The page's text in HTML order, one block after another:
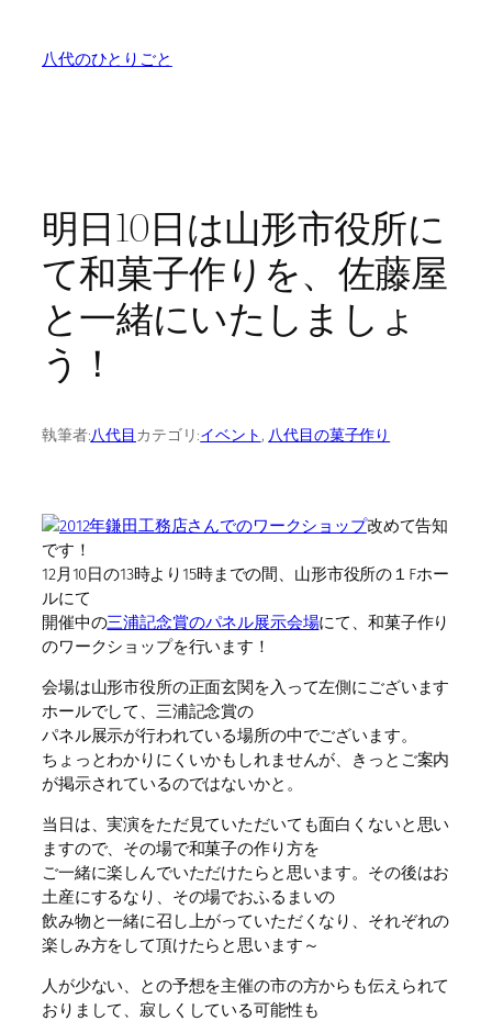
八代のひとりごと
明日10日は山形市役所に
て和菓子作りを、佐藤屋
と一緒にいたしましょ
う！
執筆者:八代目 カテゴリ:イベント , 八代目の菓子作り
改めて告知
です！
12月10日の13時より15時までの間、山形市役所の１Fホー
ルにて
開催中の三浦記念賞のパネル展示会場にて、和菓子作り
のワークショップを行います！
会場は山形市役所の正面玄関を入って左側にございます
ホールでして、三浦記念賞の
パネル展示が行われている場所の中でございます。
ちょっとわかりにくいかもしれませんが、きっとご案内
が掲示されているのではないかと。
当日は、実演をただ見ていただいても面白くないと思い
ますので、その場で和菓子の作り方を
ご一緒に楽しんでいただけたらと思います。その後はお
土産にするなり、その場でおふるまいの
飲み物と一緒に召し上がっていただくなり、それぞれの
楽しみ方をして頂けたらと思います～
人が少ない、との予想を主催の市の方からも伝えられて
おりまして、寂しくしている可能性も